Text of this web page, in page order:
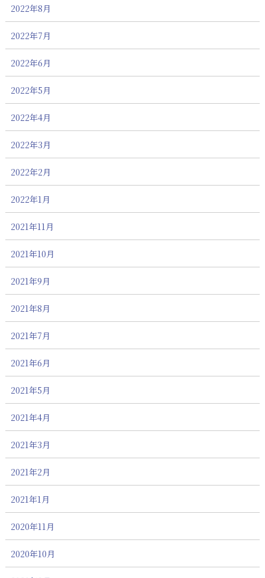
2022年8月
2022年7月
2022年6月
2022年5月
2022年4月
2022年3月
2022年2月
2022年1月
2021年11月
2021年10月
2021年9月
2021年8月
2021年7月
2021年6月
2021年5月
2021年4月
2021年3月
2021年2月
2021年1月
2020年11月
2020年10月